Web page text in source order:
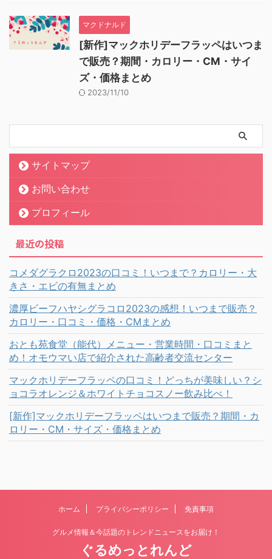
マクドナルド
[新作]マックホリデーフラッペはいつま
で販売？期間・カロリー・CM・サイ
ズ・価格まとめ
2023/11/10
サイトマップ
お問い合わせ
プロフィール
最近の投稿
コメダグラクロ2023の口コミ！いつまで？カロリー・大
きさ・エビの有無まとめ
濃厚ビーフハヤシグラコロ2023の感想！いつまで販売？
カロリー・口コミ・価格・CMまとめ
おとも苑食堂（能代）メニュー・営業時間・口コミまと
め！オモウマい店で紹介された高齢者交流センター
マックホリデーフラッペの口コミ！どっちが美味しい？シ
ョコラオレンジ＆ホワイトチョコスノー飲み比べ！
[新作]マックホリデーフラッペはいつまで販売？期間・カ
ロリー・CM・サイズ・価格まとめ
ホーム プライバシーポリシー 免責事項
グルメ情報＆今話題のトレンドニュースをお届け！
ぐるめっとれんど